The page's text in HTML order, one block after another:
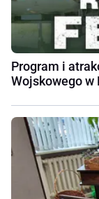
Program i
Wojskowego w